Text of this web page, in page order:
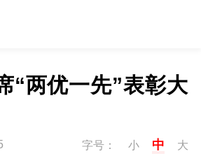
字号： 小 中 大